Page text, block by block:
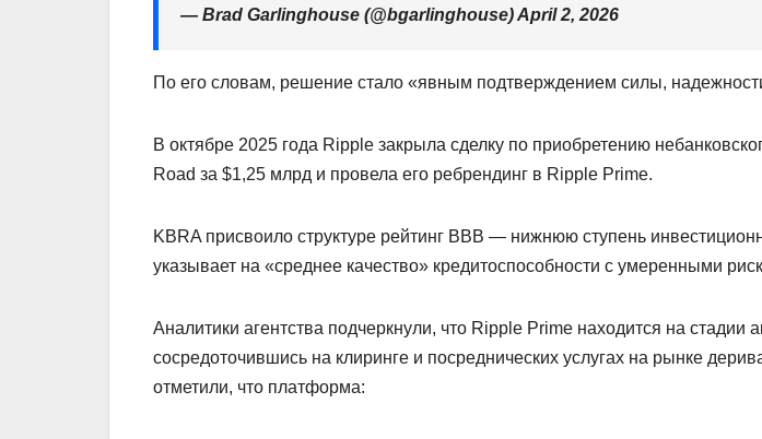
— Brad Garlinghouse (@bgarlinghouse) April 2, 2026
По его словам, решение стало «явным подтверждением силы,
В октябре 2025 года Ripple закрыла сделку по приобретению
Road за $1,25 млрд и провела его ребрендинг в Ripple Prime.
KBRA присвоило структуре рейтинг BBB — нижнюю ступень
указывает на «среднее качество» кредитоспособности с умеренными
Аналитики агентства подчеркнули, что Ripple Prime находится на стадии
сосредоточившись на клиринге и посреднических услугах на рынке
отметили, что платформа: